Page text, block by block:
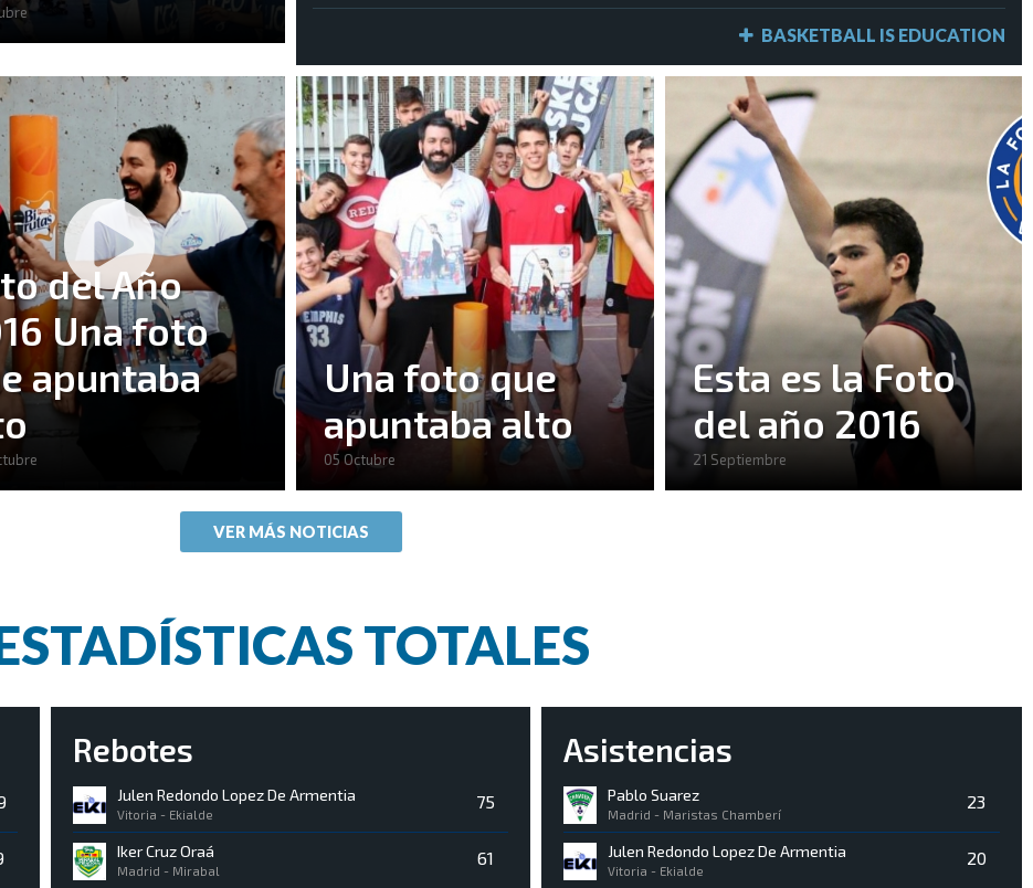
BASKETBALL IS EDUCATION
del Año
Una foto
apuntaba
Una foto que
apuntaba alto
05 Octubre
Esta es la Foto
del año 2016
21 Septiembre
VER MÁS NOTICIAS
TOTALES
Rebotes
75
Julen Redondo Lopez De Armentia
Vitoria - Ekialde
61
Iker Cruz Oraá
Madrid - Mirabal
Asistencias
23
Pablo Suarez
Madrid - Maristas Chamberí
20
Julen Redondo Lopez De Armentia
Vitoria - Ekialde